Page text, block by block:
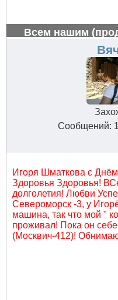
Всем нашим
Сообщений:
Игоря Шматкова с
Здоровья Здоровья!
долголетия! Любви
Североморск -3, у
машина, так что мой "
проживал! Пока он
(Москвич-412)!